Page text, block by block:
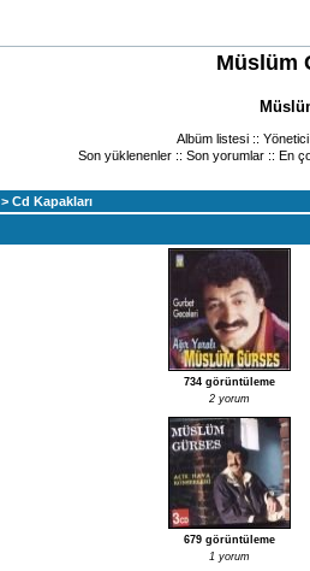
Müslüm
Albüm listesi ::
Son yüklenenler:: Son yorumlar:: En
> Cd Kapakları
734 görüntüleme
2 yorum
679 görüntüleme
1 yorum